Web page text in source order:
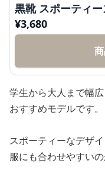
黒靴 スポーティ
¥3,680
学生から大人まで幅
おすすめモデルです。
スポーティーなデザ
服にも合わせやすいの